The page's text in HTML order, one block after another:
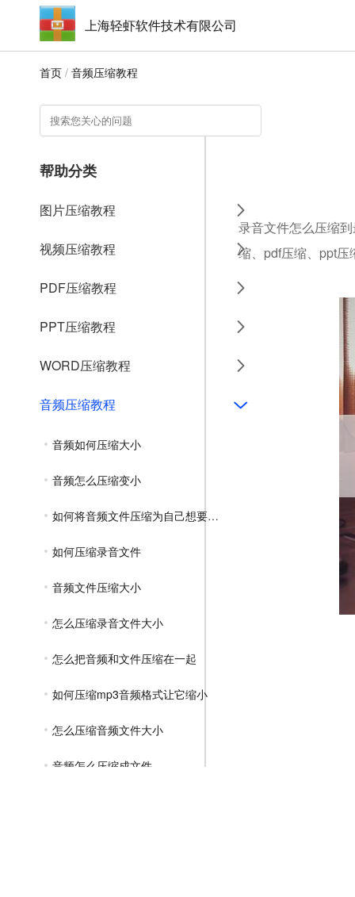
上海轻虾软件技术有限公司
首页 / 音频压缩教程
帮助分类
图片压缩教程
视频压缩教程
PDF压缩教程
PPT压缩教程
WORD压缩教程
音频压缩教程
音频如何压缩大小
音频怎么压缩变小
如何将音频文件压缩为自己想要的大小
如何压缩录音文件
音频文件压缩大小
怎么压缩录音文件大小
怎么把音频和文件压缩在一起
如何压缩mp3音频格式让它缩小
怎么压缩音频文件大小
音频怎么压缩成文件
录音文件怎么压缩
缩、pdf压缩、ppt